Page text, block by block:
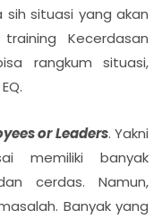
sih situasi yang akan
Kecerdasan
rangkum situasi,
or Leaders. Yakni
memiliki banyak
cerdas. Namun,
Banyak yang